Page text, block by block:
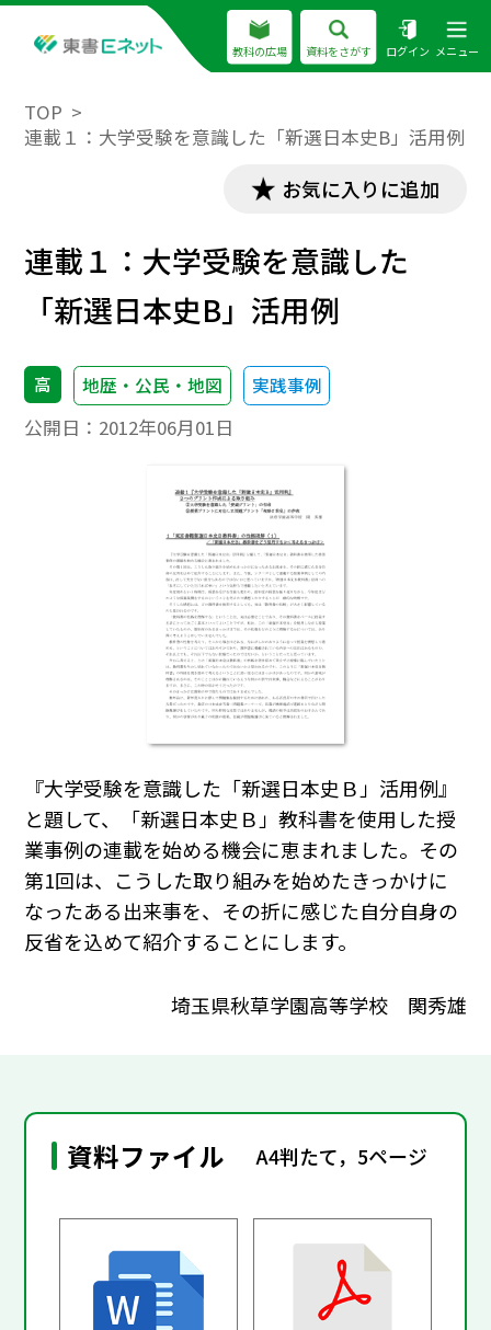
教科の広場 資料をさがす ログイン メニュー
TOP
連載１：大学受験を意識した「新選日本史B」活用例
お気に入りに追加
連載１：大学受験を意識した
「新選日本史B」活用例
高 地歴・公民・地図 実践事例
公開日： 2012年06月01日
『大学受験を意識した「新選日本史Ｂ」活用例』
と題して、「新選日本史Ｂ」教科書を使用した授
業事例の連載を始める機会に恵まれました。その
第1回は、こうした取り組みを始めたきっかけに
なったある出来事を、その折に感じた自分自身の
反省を込めて紹介することにします。
埼玉県秋草学園高等学校 関秀雄
資料ファイル A4判たて，5ページ